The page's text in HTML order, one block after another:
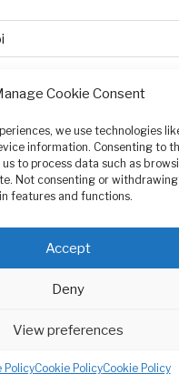
Cookie Consent
we use technologies
information. Consenting to
to process data such as
Not consenting or
features and functions.
Accept
Deny
View preferences
PolicyCookie PolicyCookie Policy